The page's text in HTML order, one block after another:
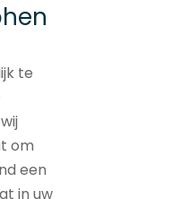
te
om
een
in uw